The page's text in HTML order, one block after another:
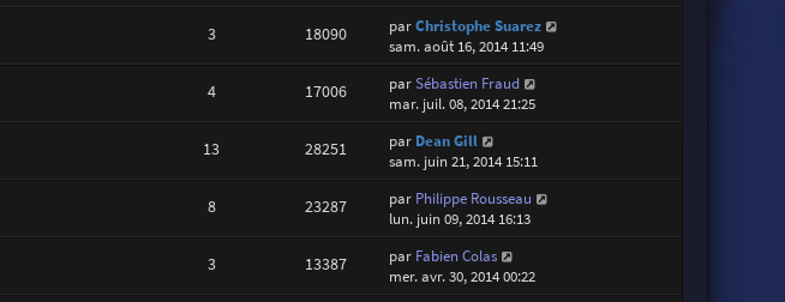
3 18090 parChristophe Suarez
sam. août 16, 2014 11:49
4 17006 parSébastien Fraud
mar. juil. 08, 2014 21:25
13 28251 par Dean Gill
sam. juin 21, 2014 15:11
8 23287 par Philippe Rousseau
lun. juin 09, 2014 16:13
3 13387 par Fabien Colas
mer. avr. 30, 2014 00:22